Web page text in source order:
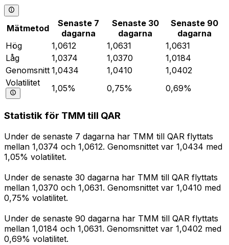
Mätmetod
Senaste 7
dagarna
Senaste 30
dagarna
Senaste 90
dagarna
Hög
1,0612 1,0631
1,0631
Låg
1,0374 1,0370
1,0184
Genomsnitt 1,0434 1,0410
1,0402
Volatilitet
1,05% 0,75% 0,69%
Statistik för TMM till QAR
Under de senaste 7 dagarna har TMM till QAR flyttats
mellan 1,0374 och 1,0612. Genomsnittet var 1,0434 med
1,05% volatilitet.
Under de senaste 30 dagarna har TMM till QAR flyttats
mellan 1,0370 och 1,0631. Genomsnittet var 1,0410 med
0,75% volatilitet.
Under de senaste 90 dagarna har TMM till QAR flyttats
mellan 1,0184 och 1,0631. Genomsnittet var 1,0402 med
0,69% volatilitet.